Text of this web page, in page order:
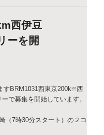
西伊豆
ーを開
すBRM1031西東京200km西
で募集を開始しています。
（7時30分スタート）の２コ